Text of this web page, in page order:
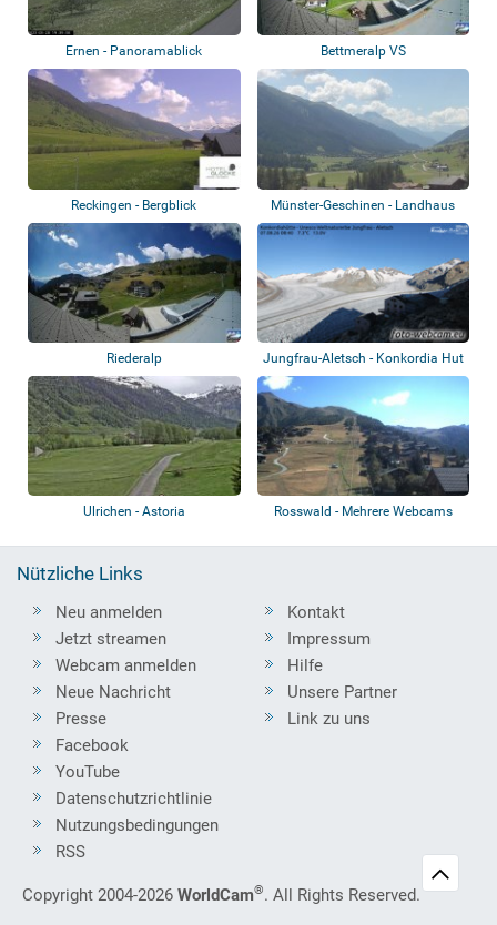
Ernen - Panoramablick Bettmeralp VS
Reckingen - Bergblick
Münster-Geschinen - Landhaus
Goms
Riederalp Jungfrau-Aletsch - Konkordia Hut
Ulrichen - Astoria Rosswald - Mehrere Webcams
Nützliche Links
Neu anmelden
Jetzt streamen
Webcam anmelden
Neue Nachricht
Presse
Kontakt
Impressum
Hilfe
Unsere Partner
Link zu uns
Facebook
YouTube
Datenschutzrichtlinie
Nutzungsbedingungen
RSS
Copyright 2004-2026 WorldCam®. All Rights Reserved.